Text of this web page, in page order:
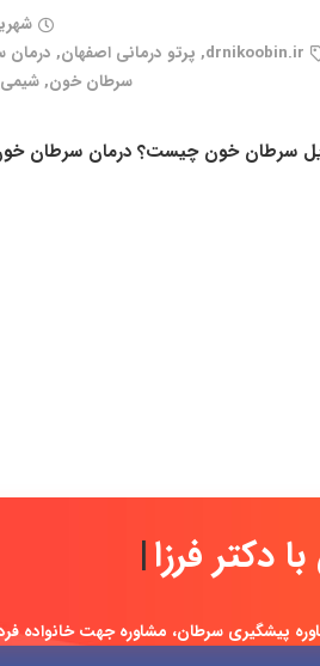
شهریور
drnikoobin.ir
, پرتو درمانی اصفهان,
سرطان خون,شیمی
با دک|
پیشگیری سرطان، مشاوره جهت خانواده